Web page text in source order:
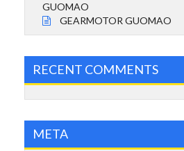
GUOMAO
GEARMOTOR GUOMAO
RECENT COMMENTS
META